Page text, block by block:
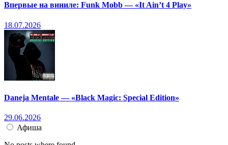
Впервые на виниле: Funk Mobb — «It Ain’t 4 Play»
18.07.2026
Daneja Mentale — «Black Magic: Special Edition»
29.06.2026
Афиша